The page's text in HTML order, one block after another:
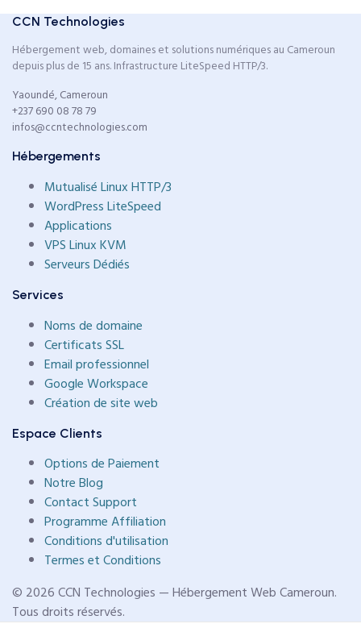
CCN Technologies
Hébergement web, domaines et solutions numériques au Cameroun
depuis plus de 15 ans. Infrastructure LiteSpeed HTTP/3.
Yaoundé, Cameroun
+237 690 08 78 79
infos@ccntechnologies.com
Hébergements
Mutualisé Linux HTTP/3
WordPress LiteSpeed
Applications
VPS Linux KVM
Serveurs Dédiés
Services
Noms de domaine
Certificats SSL
Email professionnel
Google Workspace
Création de site web
Espace Clients
Options de Paiement
Notre Blog
Contact Support
Programme Affiliation
Conditions d'utilisation
Termes et Conditions
© 2026 CCN Technologies — Hébergement Web Cameroun.
Tous droits réservés.